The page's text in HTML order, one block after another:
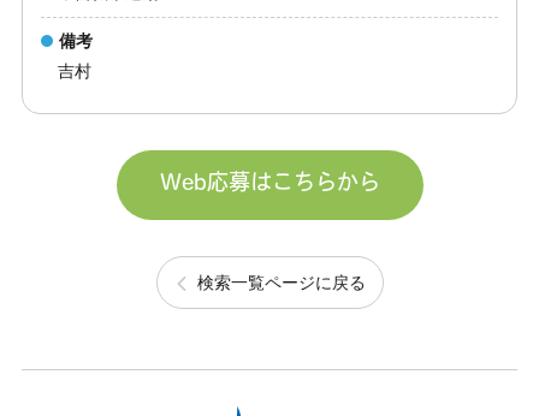
備考
吉村
Web応募はこちらから
検索一覧ページに戻る